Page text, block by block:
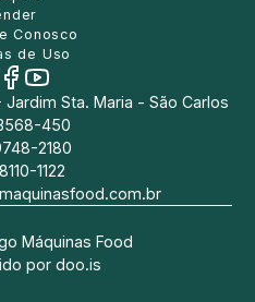
Conosco
de Uso
Sta. Maria - São Carlos
450
2180
1122
Máquinas Food
por doo.is